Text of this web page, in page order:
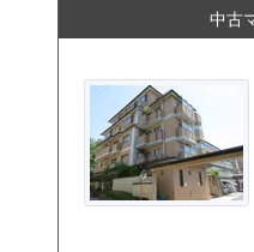
中古